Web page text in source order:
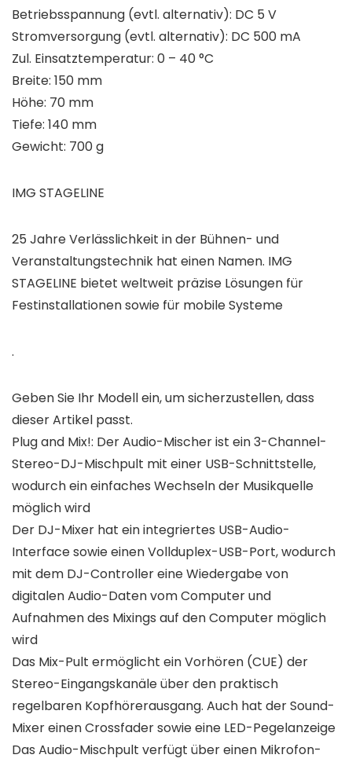
Betriebsspannung (evtl. alternativ): DC 5 V
Stromversorgung (evtl. alternativ): DC 500 mA
Zul. Einsatztemperatur: 0 – 40 °C
Breite: 150 mm
Höhe: 70 mm
Tiefe: 140 mm
Gewicht: 700 g
IMG STAGELINE
25 Jahre Verlässlichkeit in der Bühnen- und
Veranstaltungstechnik hat einen Namen. IMG
STAGELINE bietet weltweit präzise Lösungen für
Festinstallationen sowie für mobile Systeme
.
Geben Sie Ihr Modell ein, um sicherzustellen, dass
dieser Artikel passt.
Plug and Mix!: Der Audio-Mischer ist ein 3-Channel-
Stereo-DJ-Mischpult mit einer USB-Schnittstelle,
wodurch ein einfaches Wechseln der Musikquelle
möglich wird
Der DJ-Mixer hat ein integriertes USB-Audio-
Interface sowie einen Vollduplex-USB-Port, wodurch
mit dem DJ-Controller eine Wiedergabe von
digitalen Audio-Daten vom Computer und
Aufnahmen des Mixings auf den Computer möglich
wird
Das Mix-Pult ermöglicht ein Vorhören (CUE) der
Stereo-Eingangskanäle über den praktisch
regelbaren Kopfhörerausgang. Auch hat der Sound-
Mixer einen Crossfader sowie eine LED-Pegelanzeige
Das Audio-Mischpult verfügt über einen Mikrofon-